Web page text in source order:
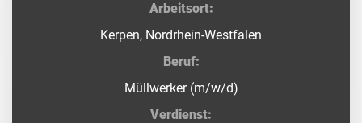
Arbeitsort:
Kerpen, Nordrhein-Westfalen
Beruf:
Müllwerker (m/w/d)
Verdienst: